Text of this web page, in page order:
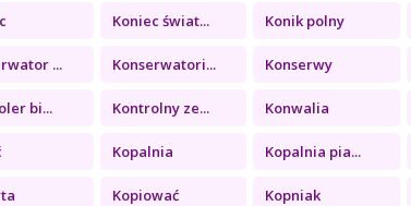
Koniec świat... Konik polny
... Konserwatori... Konserwy
bi... Kontrolny ze... Konwalia
Kopalnia Kopalnia pia...
Kopiować Kopniak